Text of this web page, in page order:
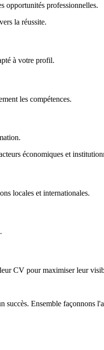
opportunités professionnelles.
la réussite.
à votre profil.
les compétences.
économiques et
locales et internationales.
CV pour maximiser leur
Ensemble façonnons